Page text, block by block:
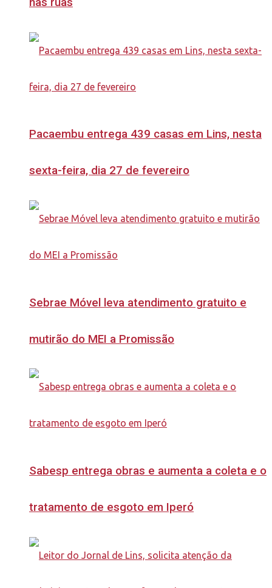
Pacaembu entrega 439 casas em Lins, nesta
sexta-feira, dia 27 de fevereiro
Sebrae Móvel leva atendimento gratuito e
mutirão do MEI a Promissão
Sabesp entrega obras e aumenta a coleta e o
tratamento de esgoto em Iperó